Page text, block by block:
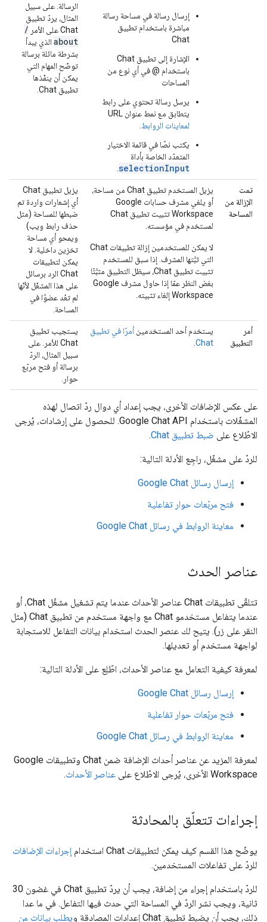
إرسال رسالة في مساحة رسالة
مباشرة باستخدام تطبيق
Chat
الإشارة إلى تطبيق Chat
باستخدام @ في أي نوع من
المساحات
يرسل رسالة تحتوي على رابط
يتطابق مع نمط عنوان URL
لمعاينات الروابط
يكتب نصًا في قائمة الاختيار
المتعدّد الخاصة بأداة
selectionInput
الرسالة. على سبيل
المثال، يردّ تطبيق
Chat على الأمر
/
about الذي يبدأ
بشرطة مائلة برسالة
توضّح المهام التي
يمكن أن ينفّذها
تطبيق Chat.
تمت
الإزالة من
المساحة
يزيل المستخدم تطبيق Chat من مساحة،
أو يلغي مشرف حسابات Google
Workspace تثبيت تطبيق Chat
لمستخدم في مؤسسته.
لا يمكن للمستخدمين إزالة تطبيقات Chat
التي ثبَّتها المشرف. إذا سبق للمستخدم
تثبيت تطبيق Chat، سيظل التطبيق مثبَّتًا
بغض النظر عمّا إذا حاول مشرف Google
Workspace إلغاء تثبيته.
يزيل تطبيق Chat
أي إشعارات واردة تم
ضبطها للمساحة (مثل
حذف رابط ويب)
ويمحو أي مساحة
تخزين داخلية. لا
يمكن لتطبيقات
Chat الرد برسائل
على هذا المشغّل لأنّها
لم تعُد عضوًا في
المساحة.
أمر
التطبيق
يستخدم أحد المستخدمين أمرًا في تطبيق
Chat
يستجيب تطبيق
Chat للأمر. على
سبيل المثال، الردّ
برسالة أو فتح مربّع
حوار.
على عكس الإضافات الأخرى، يجب إعداد أي دوال ردّ اتصال لهذه
المشغّلات باستخدام Google Chat API. للحصول على إرشادات، يُرجى
الاطّلاع على ضبط تطبيق Chat .
للردّ على مشغّل، راجِع الأدلة التالية:
إرسال رسائل Google Chat
فتح مربّعات حوار تفاعلية
معاينة الروابط في رسائل Google Chat
عناصر الحدث
تتلقّى تطبيقات Chat عناصر الأحداث عندما يتم تشغيل مشغّل Chat، أو
عندما يتفاعل مستخدمو Chat مع واجهة مستخدم من تطبيق Chat (مثل
النقر على زر). يتيح لك عنصر الحدث استخدام بيانات التفاعل للاستجابة
لواجهة مستخدم أو تعديلها.
لمعرفة كيفية التعامل مع عناصر الأحداث، اطّلِع على الأدلة التالية:
إرسال رسائل Google Chat
فتح مربّعات حوار تفاعلية
معاينة الروابط في رسائل Google Chat
لمعرفة المزيد عن عناصر أحداث الإضافة ضمن Chat وتطبيقات Google
Workspace الأخرى، يُرجى الاطّلاع على
عناصر الأحداث.
إجراءات تتعلّق بالمحادثة
يوضّح هذا القسم كيف يمكن لتطبيقات Chat استخدام
إجراءات الإضافات
للردّ على تفاعلات المستخدمين.
للردّ باستخدام إجراء من إضافة، يجب أن يردّ تطبيق Chat في غضون 30
ثانية، ويجب نشر الردّ في المساحة التي حدث فيها التفاعل. في ما عدا
ذلك، يجب أن يضبط تطبيق Chat إعدادات المصادقة و
يطلب بيانات من